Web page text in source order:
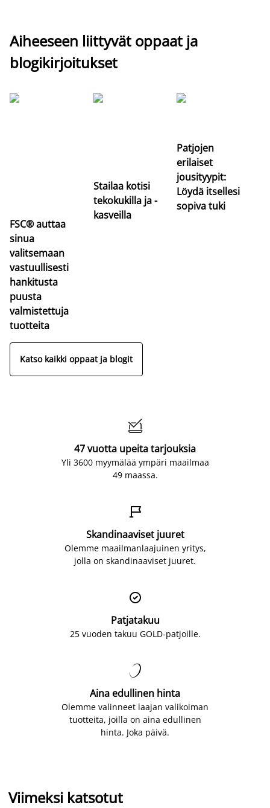
Aiheeseen liittyvät oppaat ja
blogikirjoitukset
FSC® auttaa
sinua
valitsemaan
vastuullisesti
hankitusta
puusta
valmistettuja
tuotteita
Stailaa kotisi
tekokukilla ja -
kasveilla
Patjojen
erilaiset
jousityypit:
Löydä itsellesi
sopiva tuki
Katso kaikki oppaat ja blogit

47 vuotta upeita tarjouksia
Yli 3600 myymälää ympäri maailmaa
49 maassa.

Skandinaaviset juuret
Olemme maailmanlaajuinen yritys,
jolla on skandinaaviset juuret.

Patjatakuu
25 vuoden takuu GOLD-patjoille.

Aina edullinen hinta
Olemme valinneet laajan valikoiman
tuotteita, joilla on aina edullinen
hinta. Joka päivä.
Viimeksi katsotut